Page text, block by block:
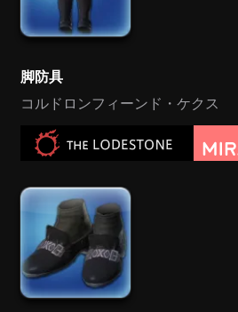
脚防具
コルドロンフィーンド・ケクス